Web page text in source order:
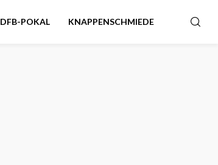
DFB-POKAL KNAPPENSCHMIEDE